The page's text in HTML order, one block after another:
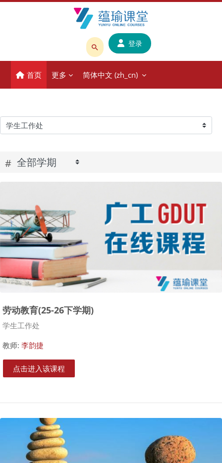
搜
课
程
教
登录
首页 更多 简体中文 ‎(zh_cn)‎
课程类别
#
劳动教育(25-26下学期)
课程类别
学生工作处
教师: 李韵捷
点击进入该课程